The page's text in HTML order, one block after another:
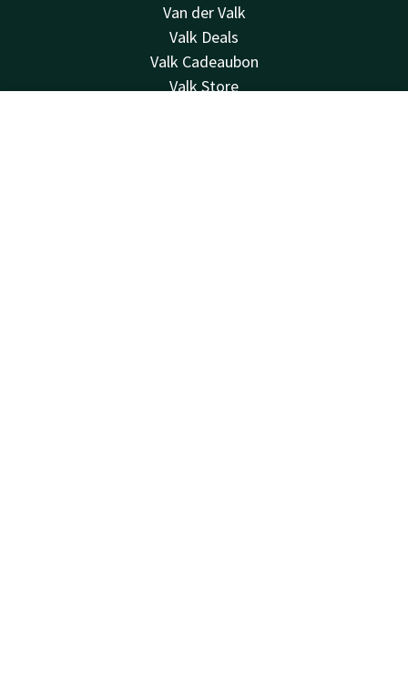
Van der Valk
Valk Deals
Valk Cadeaubon
Valk Store